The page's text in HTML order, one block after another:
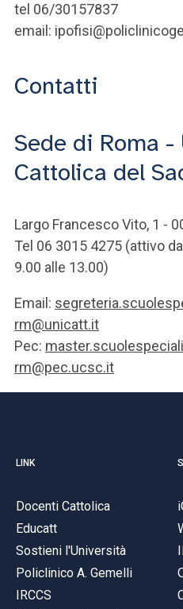
tel 06/30157837
email:
Contatti
Sede di Roma
Cattolica del
Largo Francesco Vito, 1 -
Tel 06 3015 4275 (attivo
9.00 alle 13.00)
Email:
rm@unicatt.it
Pec:
rm@pec.ucsc.it
LINK
Docenti Cattolica
Educatt
Sostieni l'Università
Policlinico A. Gemelli
IRCCS